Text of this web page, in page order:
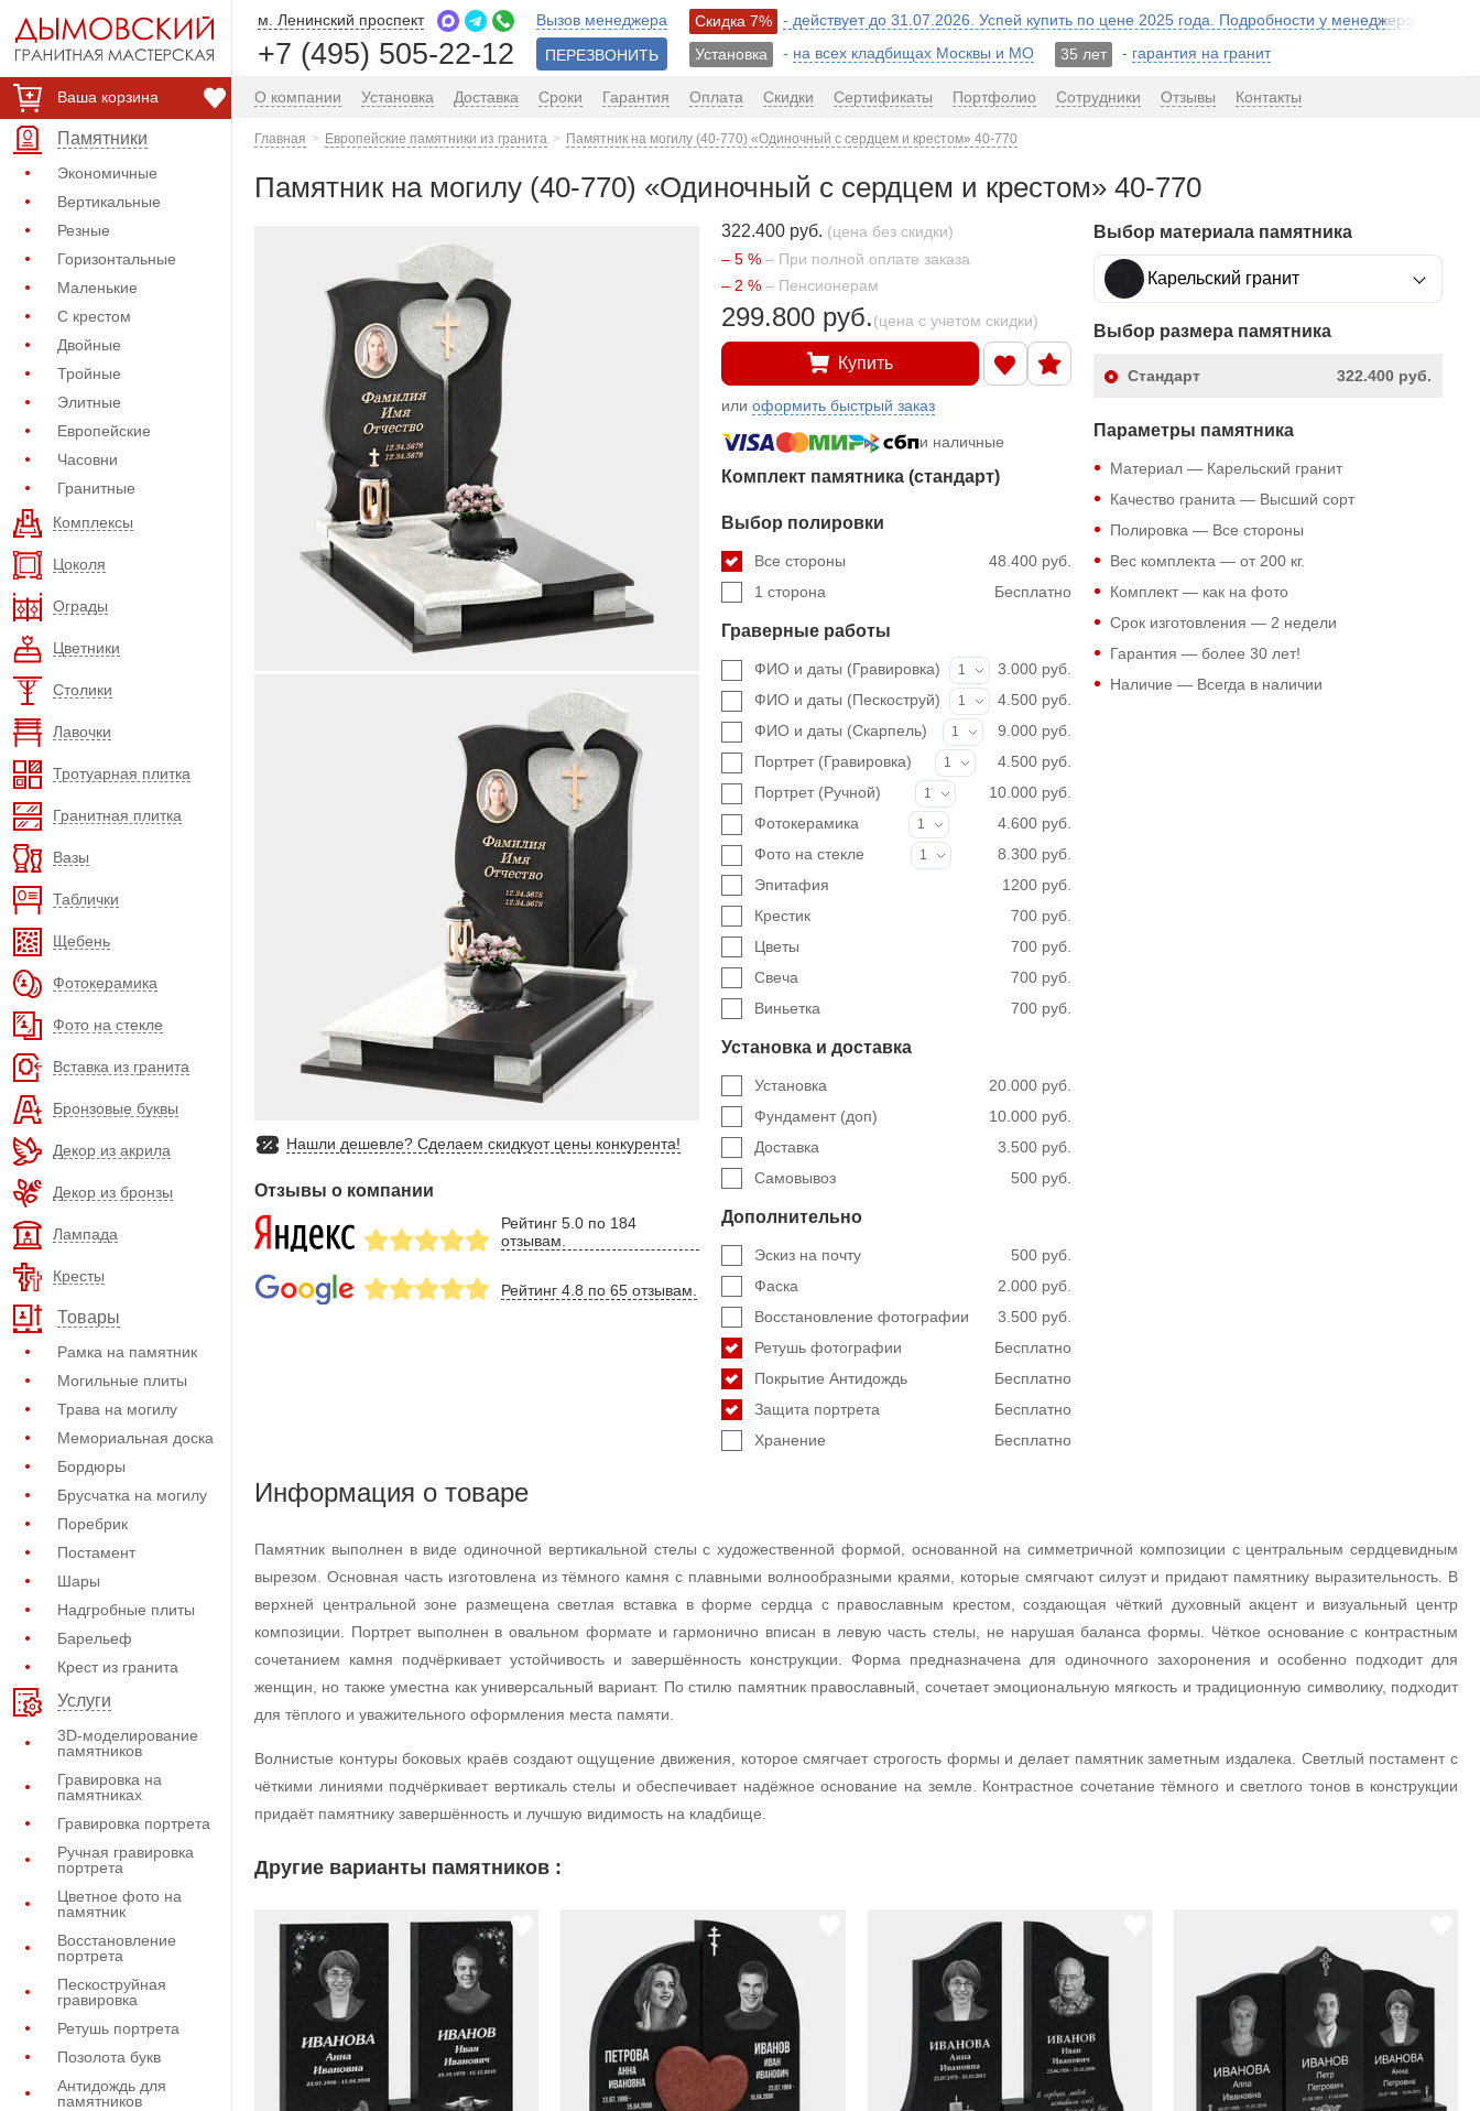
Ваша корзина
Памятники
Экономичные
Вертикальные
Резные
Горизонтальные
Маленькие
С крестом
Двойные
Тройные
Элитные
Европейские
Часовни
Гранитные
Комплексы
Цоколя
Ограды
Цветники
Столики
Лавочки
Тротуарная плитка
Гранитная плитка
Вазы
Таблички
Щебень
Фотокерамика
Фото на стекле
Вставка из гранита
Бронзовые буквы
Декор из акрила
Декор из бронзы
Лампада
Кресты
Товары
Рамка на памятник
Могильные плиты
Трава на могилу
Мемориальная доска
Бордюры
Брусчатка на могилу
Поребрик
Постамент
Шары
Надгробные плиты
Барельеф
Крест из гранита
Услуги
3D-моделирование
памятников
Гравировка на
памятниках
Гравировка портрета
Ручная гравировка
портрета
Цветное фото на
памятник
Восстановление
портрета
Пескоструйная
гравировка
Ретушь портрета
Позолота букв
Антидождь для
памятников
м. Ленинский проспект
+7 (495) 505-22-12
Вызов менеджера
ПЕРЕЗВОНИТЬ
Скидка 7%
- действует до 31.07.2026. Успей купить по цене 2025 года. Подробности у менеджера!
Установка
- на всех кладбищах Москвы и МО 35 лет - гарантия на гранит
О компании Установка Доставка Сроки Гарантия Оплата Скидки Сертификаты Портфолио Сотрудники Отзывы Контакты
Главная Европейские памятники из гранита Памятник на могилу (40-770) «Одиночный с сердцем и крестом» 40-770
Памятник на могилу (40-770) «Одиночный с сердцем и крестом» 40-770
Нашли дешевле? Сделаем скидкуот цены конкурента!
Отзывы о компании
Рейтинг 5.0 по 184
отзывам.
Рейтинг 4.8 по 65 отзывам.
322.400 руб. (цена без скидки)
– 5 % – При полной оплате заказа
– 2 % – Пенсионерам
299.800 руб.(цена с учетом скидки)
Купить
илиоформить быстрый заказ
и наличные
Комплект памятника (стандарт)
Выбор полировки
48.400 руб.
Все стороны
Бесплатно
1 сторона
Граверные работы
ФИО и даты (Гравировка) 1
3.000 руб.
ФИО и даты (Пескоструй)
1
4.500 руб.
ФИО и даты (Скарпель)
1
9.000 руб.
Портрет (Гравировка)
1
4.500 руб.
Портрет (Ручной)
1
10.000 руб.
Фотокерамика
1
4.600 руб.
Фото на стекле
1
8.300 руб.
1200 руб.
Эпитафия
700 руб.
Крестик
700 руб.
Цветы
700 руб.
Свеча
700 руб.
Виньетка
Установка и доставка
20.000 руб.
Установка
10.000 руб.
Фундамент (доп)
3.500 руб.
Доставка
500 руб.
Самовывоз
Дополнительно
500 руб.
Эскиз на почту
2.000 руб.
Фаска
3.500 руб.
Восстановление фотографии
Бесплатно
Ретушь фотографии
Бесплатно
Покрытие Антидождь
Бесплатно
Защита портрета
Бесплатно
Хранение
Выбор материала памятника
Карельский гранит
Выбор размера памятника
322.400 руб.
Стандарт
Параметры памятника
Материал — Карельский гранит
Качество гранита — Высший сорт
Полировка — Все стороны
Вес комплекта — от 200 кг.
Комплект — как на фото
Срок изготовления — 2 недели
Гарантия — более 30 лет!
Наличие — Всегда в наличии
Информация о товаре
Памятник выполнен в виде одиночной вертикальной стелы с художественной формой, основанной на симметричной композиции с центральным сердцевидным
вырезом. Основная часть изготовлена из тёмного камня с плавными волнообразными краями, которые смягчают силуэт и придают памятнику выразительность. В
верхней центральной зоне размещена светлая вставка в форме сердца с православным крестом, создающая чёткий духовный акцент и визуальный центр
композиции. Портрет выполнен в овальном формате и гармонично вписан в левую часть стелы, не нарушая баланса формы. Чёткое основание с контрастным
сочетанием камня подчёркивает устойчивость и завершённость конструкции. Форма предназначена для одиночного захоронения и особенно подходит для
женщин, но также уместна как универсальный вариант. По стилю памятник православный, сочетает эмоциональную мягкость и традиционную символику, подходит
для тёплого и уважительного оформления места памяти.
Волнистые контуры боковых краёв создают ощущение движения, которое смягчает строгость формы и делает памятник заметным издалека. Светлый постамент с
чёткими линиями подчёркивает вертикаль стелы и обеспечивает надёжное основание на земле. Контрастное сочетание тёмного и светлого тонов в конструкции
придаёт памятнику завершённость и лучшую видимость на кладбище.
Другие варианты памятников :